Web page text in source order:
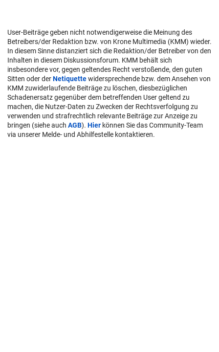
User-Beiträge geben nicht notwendigerweise die Meinung des
Betreibers/der Redaktion bzw. von Krone Multimedia (KMM) wieder.
In diesem Sinne distanziert sich die Redaktion/der Betreiber von den
Inhalten in diesem Diskussionsforum. KMM behält sich
insbesondere vor, gegen geltendes Recht verstoßende, den guten
Sitten oder derNetiquettewidersprechende bzw. dem Ansehen von
KMM zuwiderlaufende Beiträge zu löschen, diesbezüglichen
Schadenersatz gegenüber dem betreffenden User geltend zu
machen, die Nutzer-Daten zu Zwecken der Rechtsverfolgung zu
verwenden und strafrechtlich relevante Beiträge zur Anzeige zu
bringen (siehe auch AGB). Hier können Sie das Community-Team
via unserer Melde- und Abhilfestelle kontaktieren.